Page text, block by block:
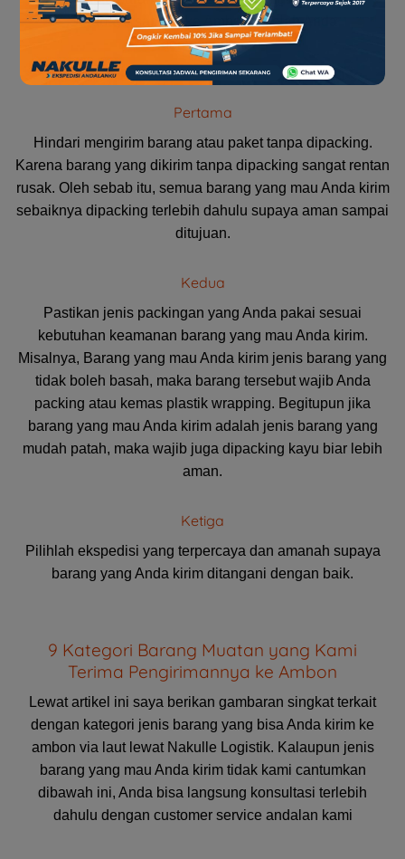
Surabaya sampai ke Ambon setelah Anda
membacanya.
Pertama
Hindari mengirim barang atau paket tanpa dipacking.
Karena barang yang dikirim tanpa dipacking sangat rentan
rusak. Oleh sebab itu, semua barang yang mau Anda kirim
sebaiknya dipacking terlebih dahulu supaya aman sampai
ditujuan.
Kedua
Pastikan jenis packingan yang Anda pakai sesuai
kebutuhan keamanan barang yang mau Anda kirim.
Misalnya, Barang yang mau Anda kirim jenis barang yang
tidak boleh basah, maka barang tersebut wajib Anda
packing atau kemas plastik wrapping. Begitupun jika
barang yang mau Anda kirim adalah jenis barang yang
mudah patah, maka wajib juga dipacking kayu biar lebih
aman.
Ketiga
Pilihlah ekspedisi yang terpercaya dan amanah supaya
barang yang Anda kirim ditangani dengan baik.
9 Kategori Barang Muatan yang Kami
Terima Pengirimannya ke Ambon
Lewat artikel ini saya berikan gambaran singkat terkait
dengan kategori jenis barang yang bisa Anda kirim ke
ambon via laut lewat Nakulle Logistik. Kalaupun jenis
barang yang mau Anda kirim tidak kami cantumkan
dibawah ini, Anda bisa langsung konsultasi terlebih
dahulu dengan customer service andalan kami